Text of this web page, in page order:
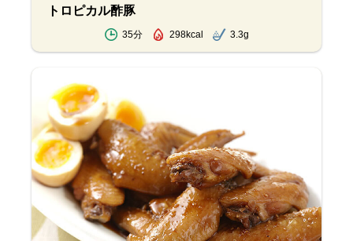
トロピカル酢豚
35分 298kcal 3.3g